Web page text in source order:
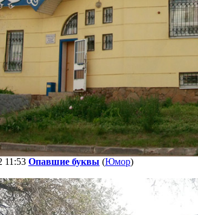
11:53 Опавшие буквы (Юмор)